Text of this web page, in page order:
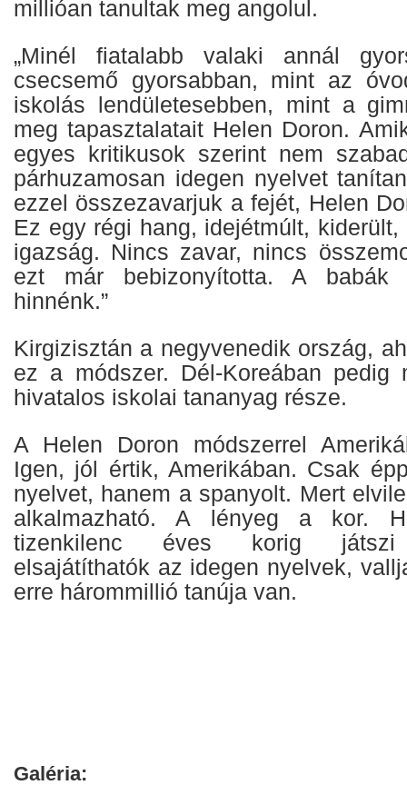
millióan tanultak meg angolul.
„Minél fiatalabb valaki annál
csecsemő gyorsabban, mint az
iskolás lendületesebben, mint a
meg tapasztalatait Helen Doron.
egyes kritikusok szerint nem
párhuzamosan idegen nyelvet
ezzel összezavarjuk a fejét, Helen
Ez egy régi hang, idejétmúlt,
igazság. Nincs zavar, nincs
ezt már bebizonyította. A babák
hinnénk.”
Kirgizisztán a negyvenedik ország,
ez a módszer. Dél-Koreában pedig
hivatalos iskolai tananyag része.
A Helen Doron módszerrel
Igen, jól értik, Amerikában. Csak
nyelvet, hanem a spanyolt. Mert
alkalmazható. A lényeg a kor.
tizenkilenc éves korig játszi
elsajátíthatók az idegen nyelvek,
erre hárommillió tanúja van.
Galéria: